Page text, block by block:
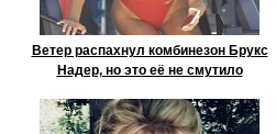
Ветер распахнул комбинезон Брукс
Надер, но это её не смутило